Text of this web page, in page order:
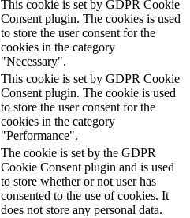
This cookie is set by GDPR Cookie
Consent plugin. The cookies is used
to store the user consent for the
cookies in the category
"Necessary".
This cookie is set by GDPR Cookie
Consent plugin. The cookie is used
to store the user consent for the
cookies in the category
"Performance".
The cookie is set by the GDPR
Cookie Consent plugin and is used
to store whether or not user has
consented to the use of cookies. It
does not store any personal data.